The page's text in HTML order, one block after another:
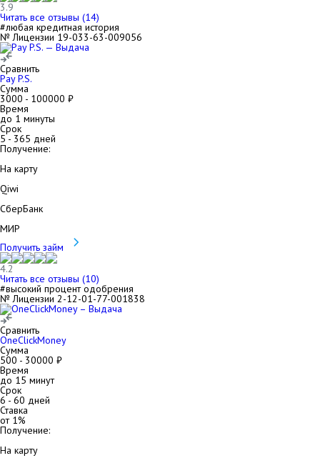
3.9
Читать все отзывы (14)
#любая кредитная история
№ Лицензии 19-033-63-009056
Сравнить
Pay P.S.
Сумма
3000 - 100000 ₽
Время
до 1 минуты
Срок
5- 365 дней
Получение:
На карту
Qiwi
СберБанк
МИР
Получить займ
4.2
Читать все отзывы (10)
#высокий процент одобрения
№ Лицензии 2-12-01-77-001838
Сравнить
OneClickMoney
Сумма
500 - 30000 ₽
Время
до 15 минут
Срок
6- 60 дней
Ставка
от 1%
Получение:
На карту